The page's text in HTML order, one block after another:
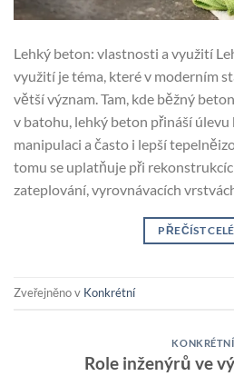
Lehký beton: vlastnosti a využití
využití je téma, které v moderním
větší význam. Tam, kde běžný
v batohu, lehký beton přináší
manipulaci a často i lepší
tomu se uplatňuje při
zateplování, vyrovnávacích
PŘEČÍST CELÉ
Zveřejněno v Konkrétní
KONKRÉTNÍ
Role inženýrů ve